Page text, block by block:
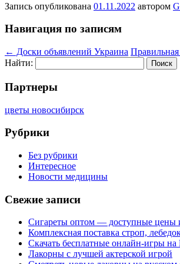
Запись опубликована 01.11.2022 автором
Навигация по записям
← Доски объявлений Украина
Найти:
Партнеры
цветы новосибирск
Рубрики
Без рубрики
Интересное
Новости медицины
Свежие записи
Сигареты оптом — доступные цены
Комплексная поставка строп,
Скачать бесплатные онлайн-игры
Лакорны с лучшей актерской игрой